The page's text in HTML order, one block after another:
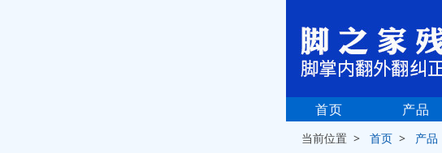
首页 产品
当前位置 >首页 > 产品